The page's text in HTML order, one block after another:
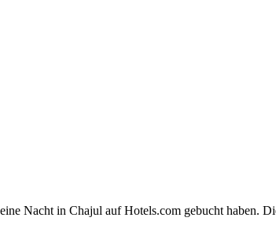
Nacht in Chajul auf Hotels.com gebucht haben.